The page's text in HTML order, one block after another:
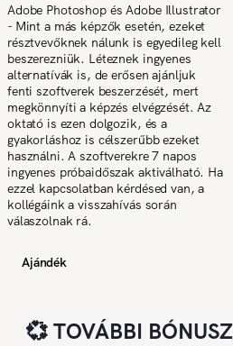
Adobe Photoshop és Adobe Illustrator
- Mint a más képzők esetén, ezeket
résztvevőknek nálunk is egyedileg kell
beszerezniük. Léteznek ingyenes
alternatívák is, de erősen ajánljuk
fenti szoftverek beszerzését, mert
megkönnyíti a képzés elvégzését. Az
oktató is ezen dolgozik, és a
gyakorláshoz is célszerűbb ezeket
használni. A szoftverekre 7 napos
ingyenes próbaidőszak aktiválható. Ha
ezzel kapcsolatban kérdésed van, a
kollégáink a visszahívás során
válaszolnak rá.
Ajándék
💞 TOVÁBBI